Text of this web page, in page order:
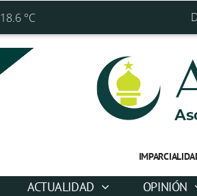
18.6 °C
ACTUALIDAD OPINIÓN